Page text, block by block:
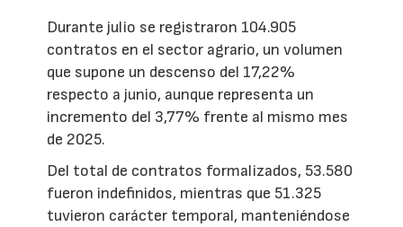
Durante julio se registraron 104.905
contratos en el sector agrario, un volumen
que supone un descenso del 17,22%
respecto a junio, aunque representa un
incremento del 3,77% frente al mismo mes
de 2025.
Del total de contratos formalizados, 53.580
fueron indefinidos, mientras que 51.325
tuvieron carácter temporal, manteniéndose